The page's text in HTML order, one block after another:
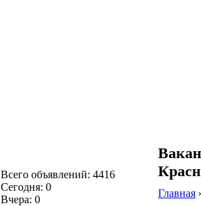
Всего объявлений: 4416
Сегодня: 0
Вчера: 0
Главная